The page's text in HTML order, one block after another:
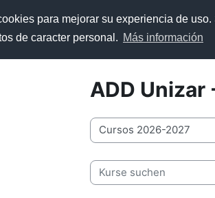
para mejorar su experiencia de
de caracter personal. Más información
Startseite
ADD Recursos
ADD Unizar
Kursbereiche
Kurse suchen